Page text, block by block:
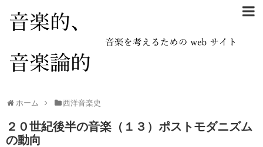
ホーム 西洋音楽史
２０世紀後半の音楽（１３）ポストモダニズム
の動向